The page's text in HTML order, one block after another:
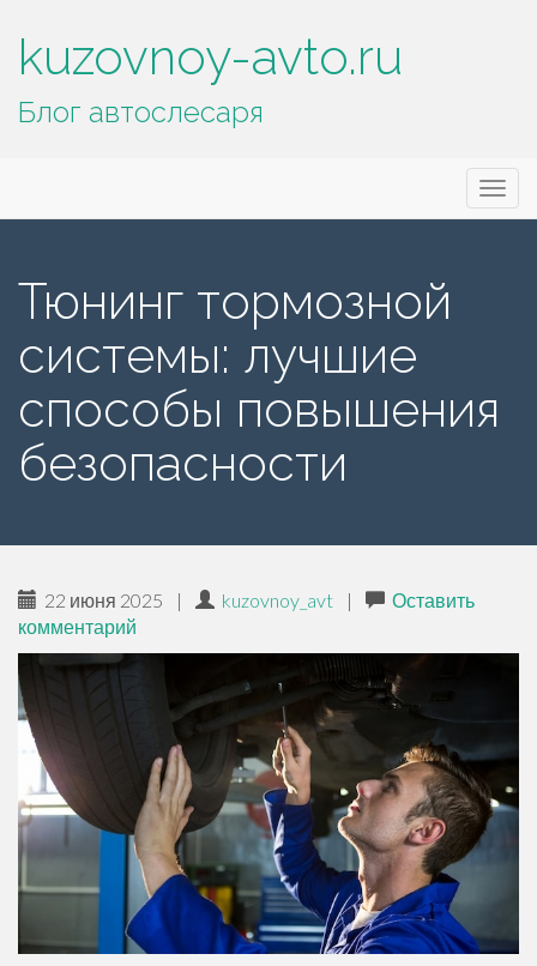
kuzovnoy-avto.ru
Блог автослесаря
меню
Тюнинг тормозной
системы: лучшие
способы повышения
безопасности
22 июня 2025 | kuzovnoy_avt |
Оставить
комментарий